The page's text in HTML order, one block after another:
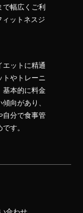
幅広くご利
ィットネスジ
エットに精通
トやトレーニ
基本的に料金
向があり、
自分で食事管
す。